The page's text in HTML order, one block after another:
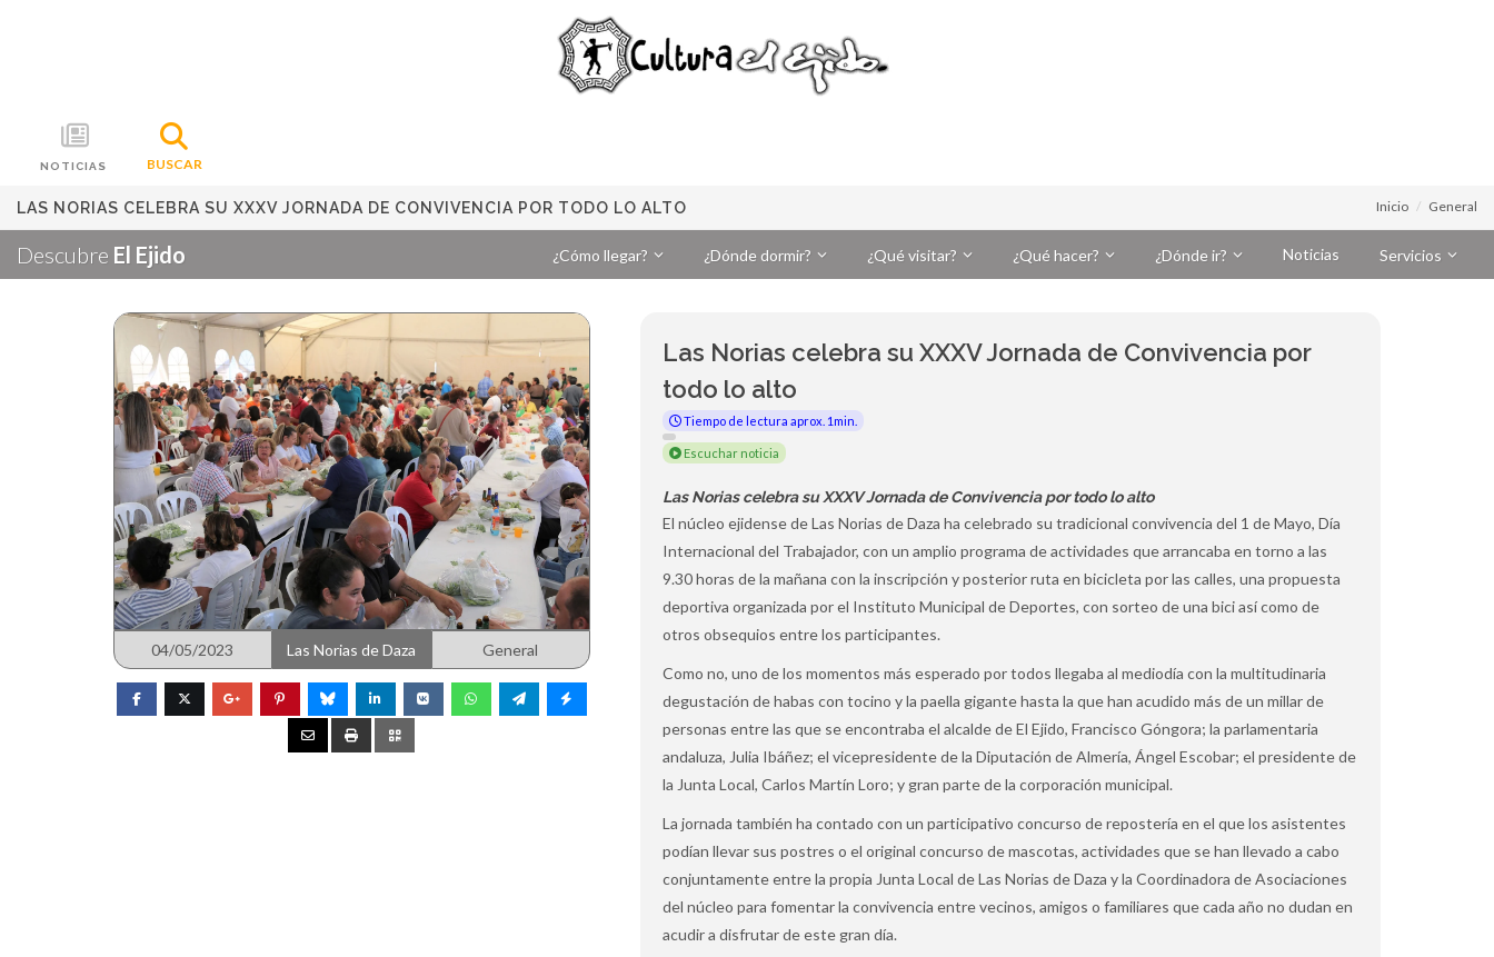
NOTICIAS BUSCAR
LAS NORIAS CELEBRA SU XXXV JORNADA DE CONVIVENCIA POR TODO LO ALTO Inicio General
Descubre El Ejido ¿Cómo llegar? ¿Dónde dormir? ¿Qué visitar? ¿Qué hacer? ¿Dónde ir? Noticias Servicios
04/05/2023 Las Norias de Daza General
Las Norias celebra su XXXV Jornada de Convivencia por
todo lo alto
Tiempo de lectura aprox. 1min.
Escuchar noticia
Las Norias celebra su XXXV Jornada de Convivencia por todo lo alto
El núcleo ejidense de Las Norias de Daza ha celebrado su tradicional convivencia del 1 de Mayo, Día
Internacional del Trabajador, con un amplio programa de actividades que arrancaba en torno a las
9.30 horas de la mañana con la inscripción y posterior ruta en bicicleta por las calles, una propuesta
deportiva organizada por el Instituto Municipal de Deportes, con sorteo de una bici así como de
otros obsequios entre los participantes.
Como no, uno de los momentos más esperado por todos llegaba al mediodía con la multitudinaria
degustación de habas con tocino y la paella gigante hasta la que han acudido más de un millar de
personas entre las que se encontraba el alcalde de El Ejido, Francisco Góngora; la parlamentaria
andaluza, Julia Ibáñez; el vicepresidente de la Diputación de Almería, Ángel Escobar; el presidente de
la Junta Local, Carlos Martín Loro; y gran parte de la corporación municipal.
La jornada también ha contado con un participativo concurso de repostería en el que los asistentes
podían llevar sus postres o el original concurso de mascotas, actividades que se han llevado a cabo
conjuntamente entre la propia Junta Local de Las Norias de Daza y la Coordinadora de Asociaciones
del núcleo para fomentar la convivencia entre vecinos, amigos o familiares que cada año no dudan en
acudir a disfrutar de este gran día.